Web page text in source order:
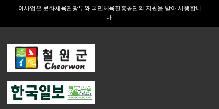
이사업은 문화체육관광부와 국민체육진흥공단의 지원을 받아 시행합니
다.